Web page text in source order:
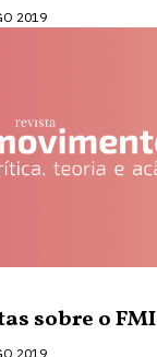
2019
sobre o FMI
2019